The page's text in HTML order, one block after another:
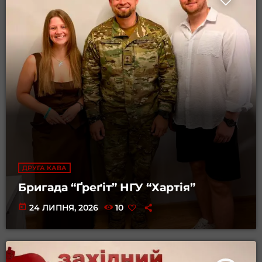
ДРУГА КАВА
Бригада “Ґреґіт” НГУ “Хартія”
today 24 ЛИПНЯ, 2026 10